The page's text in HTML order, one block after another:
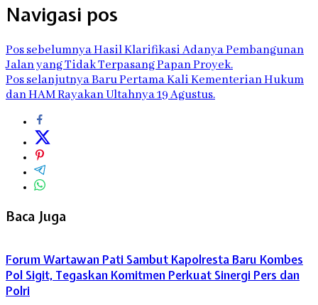
Navigasi pos
Pos sebelumnyaHasil Klarifikasi Adanya Pembangunan
Jalan yang Tidak Terpasang Papan Proyek.
Pos selanjutnyaBaru Pertama Kali Kementerian Hukum
dan HAM Rayakan Ultahnya 19 Agustus.
Baca Juga
Forum Wartawan Pati Sambut Kapolresta Baru Kombes
Pol Sigit, Tegaskan Komitmen Perkuat Sinergi Pers dan
Polri